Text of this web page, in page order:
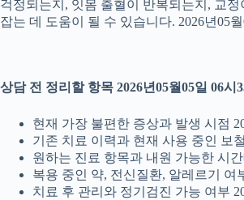
걱정되는지, 잇몸 출혈이 반복되는지, 교
잡는 데 도움이 될 수 있습니다. 2026년05
상담 전 정리할 항목 2026년05월05일 06시
현재 가장 불편한 증상과 발생 시점
기존 치료 이력과 현재 사용 중인 보
원하는 진료 항목과 내원 가능한 시
복용 중인 약, 전신질환, 알레르기 여
치료 후 관리와 정기검진 가능 여부